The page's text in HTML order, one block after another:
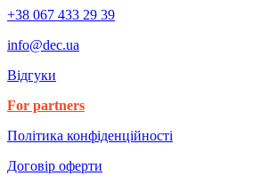
+38 067 433 29 39
info@dec.ua
Відгуки
For partners
Політика конфіденційності
Договір оферти